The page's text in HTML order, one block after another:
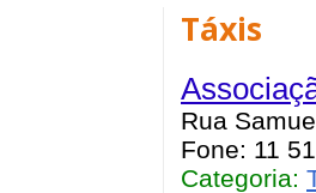
Táxis
Rua
Fone: 11
Categoria: